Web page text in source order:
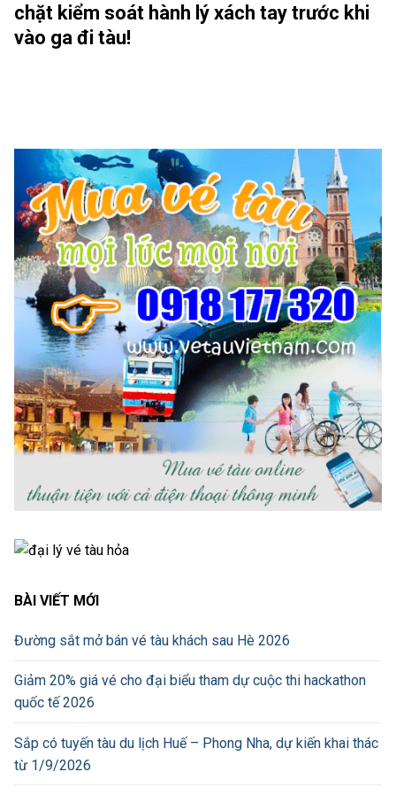
chặt kiểm soát hành lý xách tay trước khi
vào ga đi tàu!
BÀI VIẾT MỚI
Đường sắt mở bán vé tàu khách sau Hè 2026
Giảm 20% giá vé cho đại biểu tham dự cuộc thi hackathon
quốc tế 2026
Sắp có tuyến tàu du lịch Huế – Phong Nha, dự kiến khai thác
từ 1/9/2026